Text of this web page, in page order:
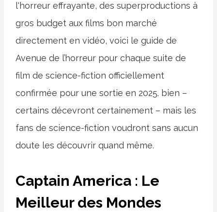
l'horreur effrayante, des superproductions à
gros budget aux films bon marché
directement en vidéo, voici le guide de
Avenue de l’horreur pour chaque suite de
film de science-fiction officiellement
confirmée pour une sortie en 2025. bien –
certains décevront certainement – ​​mais les
fans de science-fiction voudront sans aucun
doute les découvrir quand même.
Captain America : Le
Meilleur des Mondes